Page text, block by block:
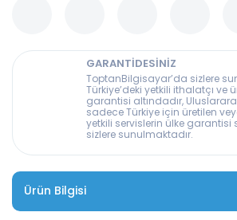
GARANTİDESİNİZ
ToptanBilgisayar’da sizlere
Türkiye’deki yetkili ithalatçı ve
garantisi altındadır,
sadece Türkiye için üretilen
yetkili servislerin ülke garantisi
sizlere sunulmaktadır.
Ürün Bilgisi